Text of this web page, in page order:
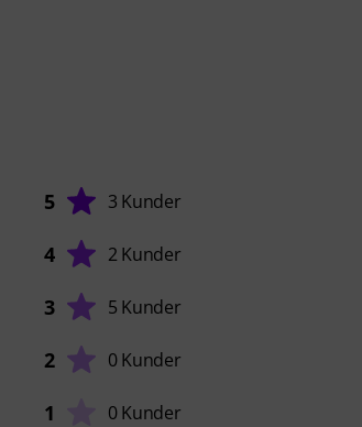
5 3 Kunder
4 2 Kunder
3 5 Kunder
2 0 Kunder
1 0 Kunder